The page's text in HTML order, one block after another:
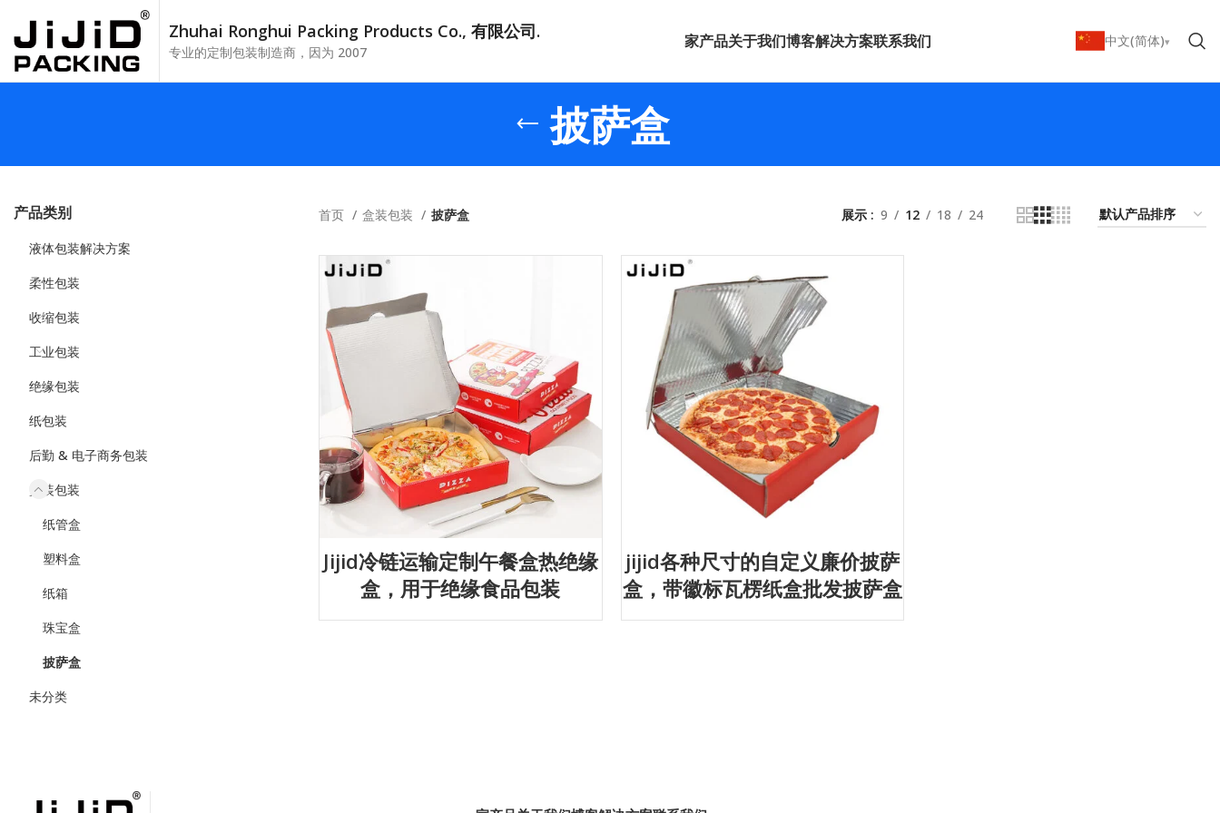
Zhuhai Ronghui Packing Products Co., 有限公司.
专业的定制包装制造商，因为 2007
家产品关于我们博客解决方案联系我们 中文(简体)
披萨盒
产品类别
液体包装解决方案
柔性包装
收缩包装
工业包装
绝缘包装
纸包装
后勤 & 电子商务包装
盒装包装
纸管盒
塑料盒
纸箱
珠宝盒
披萨盒
未分类
首页 盒装包装 披萨盒 展示 9 12 18 24
Jijid冷链运输定制午餐盒热绝缘
盒，用于绝缘食品包装
jijid各种尺寸的自定义廉价披萨
盒，带徽标瓦楞纸盒批发披萨盒